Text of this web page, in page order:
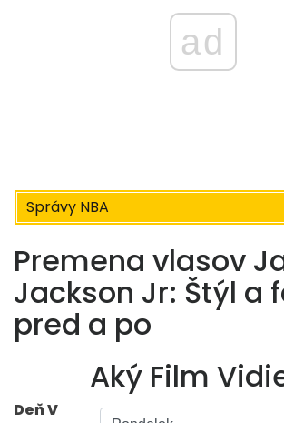
ad
Správy NBA
Premena vlasov
Jackson Jr: Štýl a
pred a po
Aký Film
Deň V